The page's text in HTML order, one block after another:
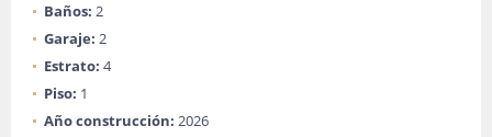
Baños: 2
Garaje: 2
Estrato: 4
Piso: 1
Año construcción: 2026